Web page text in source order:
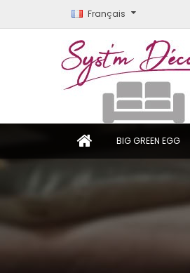
Français
BIG GREEN EGG